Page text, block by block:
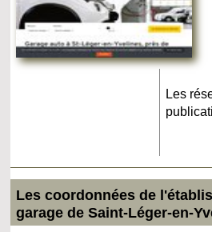
Les
Les coordonnées de
garage de Saint-Léger-en-